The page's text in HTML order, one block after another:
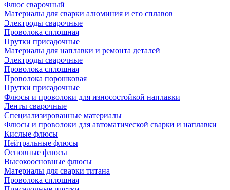
Флюс сварочный
Материалы для сварки алюминия и его сплавов
Электроды сварочные
Проволока сплошная
Прутки присадочные
Материалы для наплавки и ремонта деталей
Электроды сварочные
Проволока сплошная
Проволока порошковая
Прутки присадочные
Флюсы и проволоки для износостойкой наплавки
Ленты сварочные
Специализированные материалы
Флюсы и проволоки для автоматической сварки и наплавки
Кислые флюсы
Нейтральные флюсы
Основные флюсы
Высокоосновные флюсы
Материалы для сварки титана
Проволока сплошная